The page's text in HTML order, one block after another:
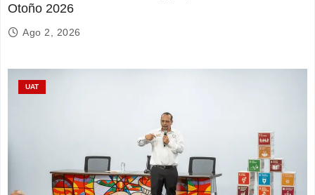
Otoño 2026
Ago 2, 2026
UAT